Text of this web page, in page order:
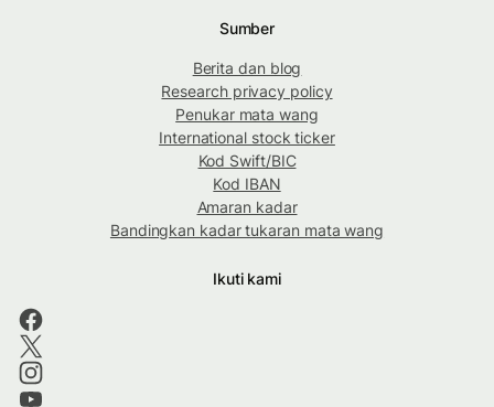
Sumber
Berita dan blog
Research privacy policy
Penukar mata wang
International stock ticker
Kod Swift/BIC
Kod IBAN
Amaran kadar
Bandingkan kadar tukaran mata wang
Ikuti kami